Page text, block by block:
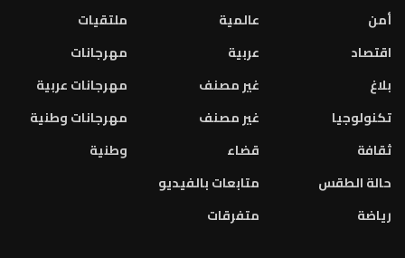
أمن
اقتصاد
بلاغ
تكنولوجيا
ثقافة
حالة الطقس
رياضة
عالمية
عربية
غير مصنف
غير مصنف
قضاء
متابعات بالفيديو
متفرقات
ملتقيات
مهرجانات
مهرجانات عربية
مهرجانات وطنية
وطنية